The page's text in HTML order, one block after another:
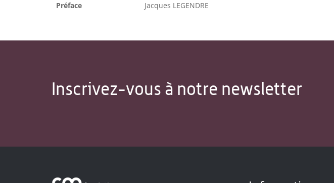
Préface Jacques LEGENDRE
Inscrivez-vous à notre newsletter